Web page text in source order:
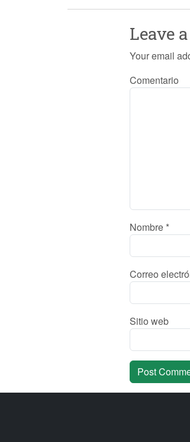
Leave
Your email
Comentario
Nombre *
Correo
Sitio web